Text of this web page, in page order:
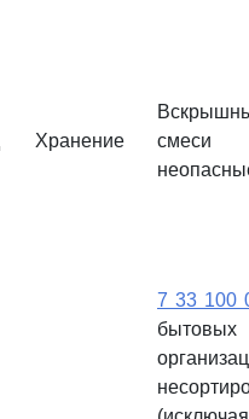
Хранение
смеси
7 33 100